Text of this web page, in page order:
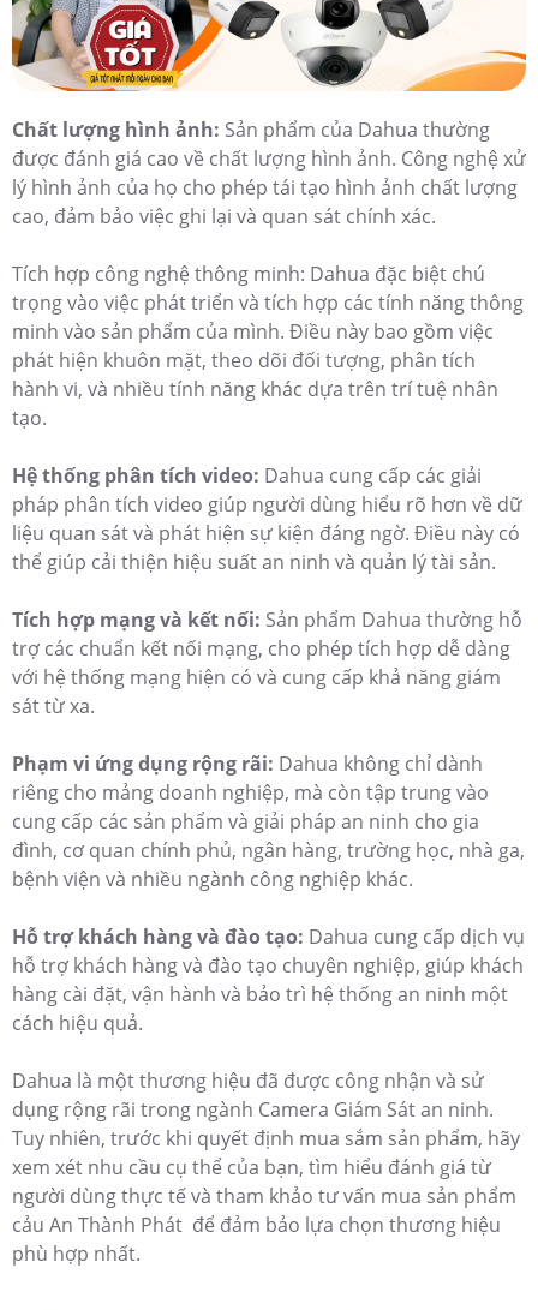
Chất lượng hình ảnh: Sản phẩm của Dahua thường
được đánh giá cao về chất lượng hình ảnh. Công nghệ xử
lý hình ảnh của họ cho phép tái tạo hình ảnh chất lượng
cao, đảm bảo việc ghi lại và quan sát chính xác.
Tích hợp công nghệ thông minh: Dahua đặc biệt chú
trọng vào việc phát triển và tích hợp các tính năng thông
minh vào sản phẩm của mình. Điều này bao gồm việc
phát hiện khuôn mặt, theo dõi đối tượng, phân tích
hành vi, và nhiều tính năng khác dựa trên trí tuệ nhân
tạo.
Hệ thống phân tích video: Dahua cung cấp các giải
pháp phân tích video giúp người dùng hiểu rõ hơn về dữ
liệu quan sát và phát hiện sự kiện đáng ngờ. Điều này có
thể giúp cải thiện hiệu suất an ninh và quản lý tài sản.
Tích hợp mạng và kết nối: Sản phẩm Dahua thường hỗ
trợ các chuẩn kết nối mạng, cho phép tích hợp dễ dàng
với hệ thống mạng hiện có và cung cấp khả năng giám
sát từ xa.
Phạm vi ứng dụng rộng rãi: Dahua không chỉ dành
riêng cho mảng doanh nghiệp, mà còn tập trung vào
cung cấp các sản phẩm và giải pháp an ninh cho gia
đình, cơ quan chính phủ, ngân hàng, trường học, nhà ga,
bệnh viện và nhiều ngành công nghiệp khác.
Hỗ trợ khách hàng và đào tạo: Dahua cung cấp dịch vụ
hỗ trợ khách hàng và đào tạo chuyên nghiệp, giúp khách
hàng cài đặt, vận hành và bảo trì hệ thống an ninh một
cách hiệu quả.
Dahua là một thương hiệu đã được công nhận và sử
dụng rộng rãi trong ngành Camera Giám Sát an ninh.
Tuy nhiên, trước khi quyết định mua sắm sản phẩm, hãy
xem xét nhu cầu cụ thể của bạn, tìm hiểu đánh giá từ
người dùng thực tế và tham khảo tư vấn mua sản phẩm
cảu An Thành Phát để đảm bảo lựa chọn thương hiệu
phù hợp nhất.